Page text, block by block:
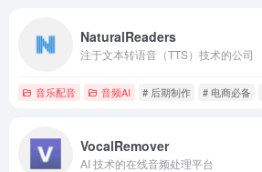
NaturalReaders
注于文本转语音（TTS）技术的公司
音乐配音 音频AI # 后期制作 # 电商必备
VocalRemover
AI 技术的在线音频处理平台